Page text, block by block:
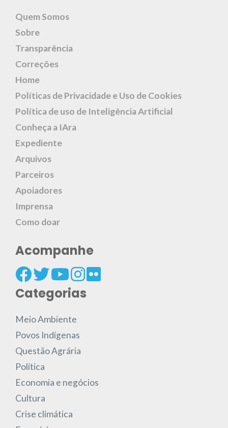
Quem Somos
Sobre
Transparência
Correções
Home
Políticas de Privacidade e Uso de Cookies
Política de uso de Inteligência Artificial
Conheça a IAra
Expediente
Arquivos
Parceiros
Apoiadores
Imprensa
Como doar
Acompanhe
Categorias
Meio Ambiente
Povos Indígenas
Questão Agrária
Política
Economia e negócios
Cultura
Crise climática